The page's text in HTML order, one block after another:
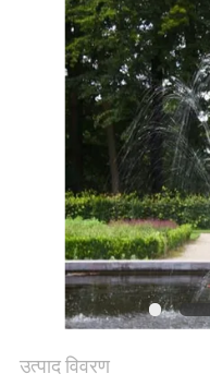
NEWS
साइटमैप
PRIVACY
POLICY
उत्पाद विवरण